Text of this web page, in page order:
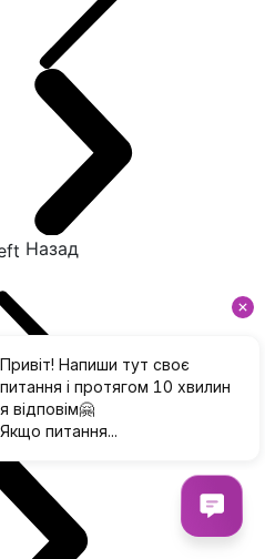
Назад